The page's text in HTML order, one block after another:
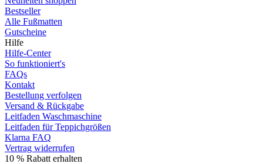
Bestseller
Alle Fußmatten
Gutscheine
Hilfe
Hilfe-Center
So funktioniert's
FAQs
Kontakt
Bestellung verfolgen
Versand & Rückgabe
Leitfaden Waschmaschine
Leitfaden für Teppichgrößen
Klarna FAQ
Vertrag widerrufen
10 % Rabatt erhalten